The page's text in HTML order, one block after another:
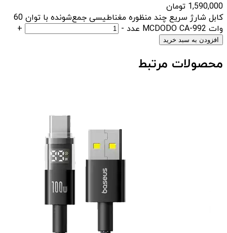
1,590,000 تومان
کابل شارژ سریع چند منظوره مغناطیسی جمع‌شونده با توان 60
وات MCDODO CA-992 عدد
-
+
افزودن به سبد خرید
محصولات مرتبط